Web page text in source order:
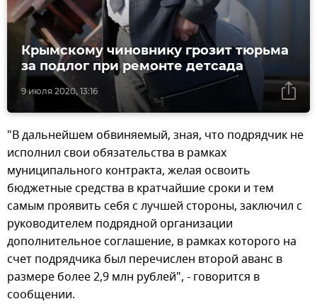
9 июля 2020, 13:16
Крымскому чиновнику грозит тюрьма
за подлог при ремонте детсада
"В дальнейшем обвиняемый, зная, что подрядчик не
исполнил свои обязательства в рамках
муниципального контракта, желая освоить
бюджетные средства в кратчайшие сроки и тем
самым проявить себя с лучшей стороны, заключил с
руководителем подрядной организации
дополнительное соглашение, в рамках которого на
счет подрядчика был перечислен второй аванс в
размере более 2,9 млн рублей", - говорится в
сообщении.